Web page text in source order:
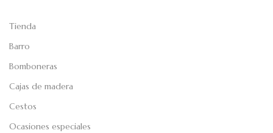
Tienda
Barro
Bomboneras
Cajas de madera
Cestos
Ocasiones especiales